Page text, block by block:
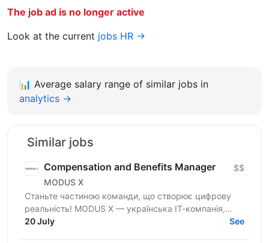
The job ad is no longer active
Look at the current jobs HR →
📊 Average salary range of similar jobs in
analytics →
Similar jobs
Compensation and Benefits Manager
MODUS X
$$
Станьте частиною команди, що створює цифрову
реальність! MODUS X — українська ІТ-компанія,
команда 800+ досвідчених спеціалістів —
20 July See